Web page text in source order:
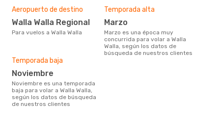
Aeropuerto de destino
Walla Walla Regional
Para vuelos a Walla Walla
Temporada alta
marzo
marzo es una época muy
concurrida para volar a Walla
Walla, según los datos de
búsqueda de nuestros clientes
Temporada baja
noviembre
noviembre es una temporada
baja para volar a Walla Walla,
según los datos de búsqueda
de nuestros clientes